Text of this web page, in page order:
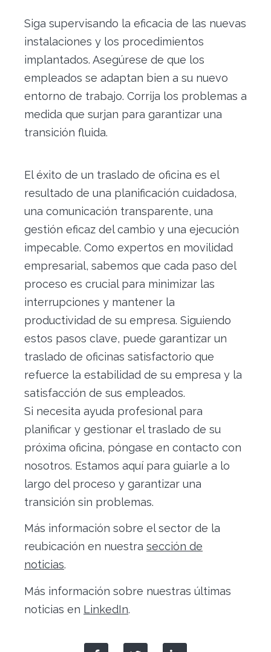
Siga supervisando la eficacia de las nuevas
instalaciones y los procedimientos
implantados. Asegúrese de que los
empleados se adaptan bien a su nuevo
entorno de trabajo. Corrija los problemas a
medida que surjan para garantizar una
transición fluida.
El éxito de un traslado de oficina es el
resultado de una planificación cuidadosa,
una comunicación transparente, una
gestión eficaz del cambio y una ejecución
impecable. Como expertos en movilidad
empresarial, sabemos que cada paso del
proceso es crucial para minimizar las
interrupciones y mantener la
productividad de su empresa. Siguiendo
estos pasos clave, puede garantizar un
traslado de oficinas satisfactorio que
refuerce la estabilidad de su empresa y la
satisfacción de sus empleados.
Si necesita ayuda profesional para
planificar y gestionar el traslado de su
próxima oficina, póngase en contacto con
nosotros. Estamos aquí para guiarle a lo
largo del proceso y garantizar una
transición sin problemas.
Más información sobre el sector de la
reubicación en nuestra sección de
noticias.
Más información sobre nuestras últimas
noticias en LinkedIn.